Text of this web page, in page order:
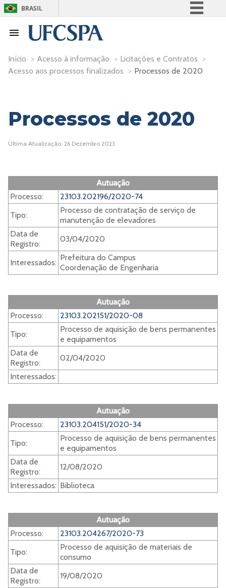
BRASIL
Participe
Acesso à informação
Início > Acesso à informação > Licitações e Contratos >
Acesso aos processos finalizados > Processos de 2020
Processos de 2020
Última Atualização: 26 Dezembro 2023
Autuação
Processo:
23103.202196/2020-74
Tipo:
Processo de contratação de serviço de
manutenção de elevadores
Data de
Registro:
03/04/2020
Interessados:
Prefeitura do Campus
Coordenação de Engenharia
Autuação
Processo:
23103.202151/2020-08
Tipo:
Processo de aquisição de bens permanentes
e equipamentos
Data de
Registro:
02/04/2020
Interessados:
Autuação
Processo:
23103.204151/2020-34
Tipo:
Processo de aquisição de bens permanentes
e equipamentos
Data de
Registro:
12/08/2020
Interessados: Biblioteca
Autuação
Processo:
23103.204267/2020-73
Tipo:
Processo de aquisição de materiais de
consumo
Data de
Registro:
19/08/2020